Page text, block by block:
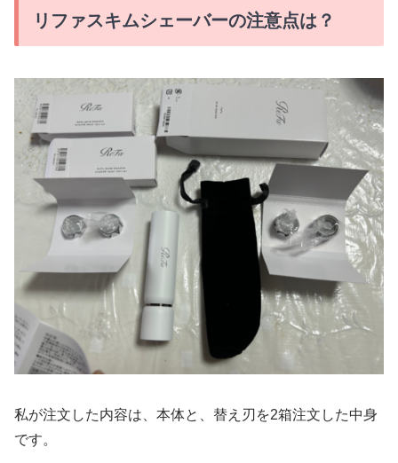
リファスキムシェーバーの注意点は？
私が注文した内容は、本体と、替え刃を2箱注文した中身
です。